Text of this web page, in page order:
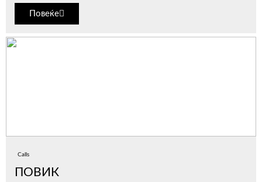
Повеќе
Calls
ПОВИК